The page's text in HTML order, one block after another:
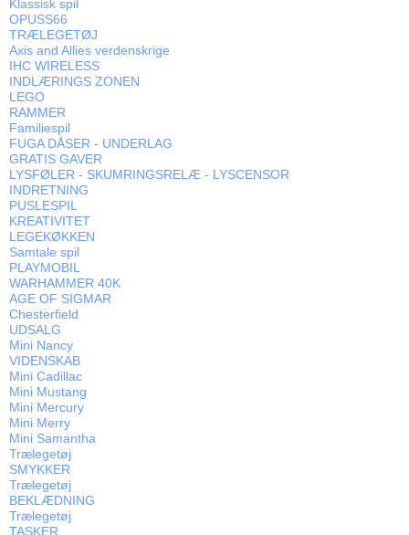
Klassisk spil
OPUSS66
TRÆLEGETØJ
Axis and Allies verdenskrige
IHC WIRELESS
INDLÆRINGS ZONEN
LEGO
RAMMER
Familiespil
FUGA DÅSER - UNDERLAG
GRATIS GAVER
LYSFØLER - SKUMRINGSRELÆ - LYSCENSOR
INDRETNING
PUSLESPIL
KREATIVITET
LEGEKØKKEN
Samtale spil
PLAYMOBIL
WARHAMMER 40K
AGE OF SIGMAR
Chesterfield
UDSALG
Mini Nancy
VIDENSKAB
Mini Cadillac
Mini Mustang
Mini Mercury
Mini Merry
Mini Samantha
Trælegetøj
SMYKKER
Trælegetøj
BEKLÆDNING
Trælegetøj
TASKER